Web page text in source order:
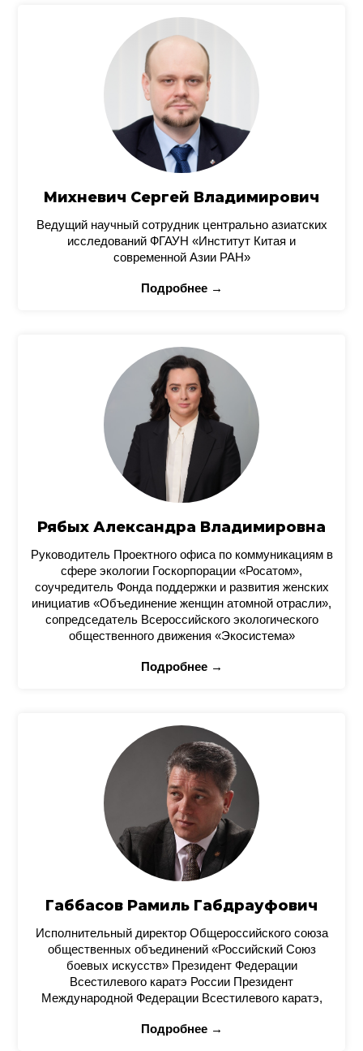
Михневич Сергей Владимирович
Ведущий научный сотрудник центрально азиатских
исследований ФГАУН «Институт Китая и
современной Азии РАН»
Подробнее →
Рябых Александра Владимировна
Руководитель Проектного офиса по коммуникациям в
сфере экологии Госкорпорации «Росатом»,
соучредитель Фонда поддержки и развития женских
инициатив «Объединение женщин атомной отрасли»,
сопредседатель Всероссийского экологического
общественного движения «Экосистема»
Подробнее →
Габбасов Рамиль Габдрауфович
Исполнительный директор Общероссийского союза
общественных объединений «Российский Союз
боевых искусств» Президент Федерации
Всестилевого каратэ России Президент
Международной Федерации Всестилевого каратэ,
Подробнее →